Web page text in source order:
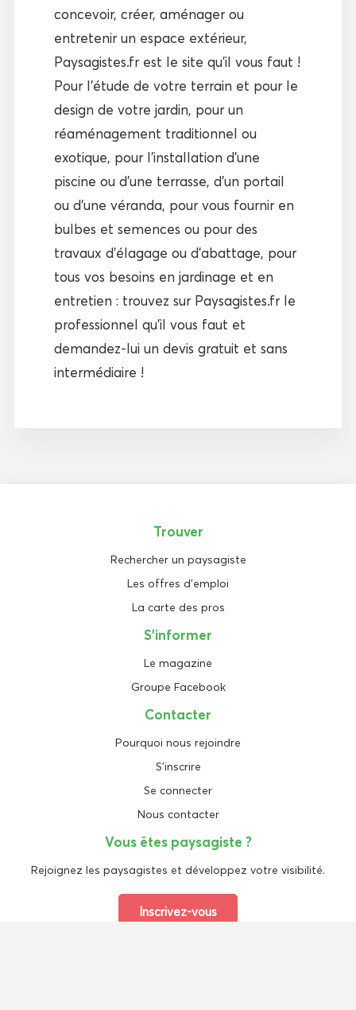
concevoir, créer, aménager ou
entretenir un espace extérieur,
Paysagistes.fr est le site qu’il vous faut !
Pour l’étude de votre terrain et pour le
design de votre jardin, pour un
réaménagement traditionnel ou
exotique, pour l’installation d’une
piscine ou d’une terrasse, d’un portail
ou d’une véranda, pour vous fournir en
bulbes et semences ou pour des
travaux d’élagage ou d’abattage, pour
tous vos besoins en jardinage et en
entretien : trouvez sur Paysagistes.fr le
professionnel qu’il vous faut et
demandez-lui un devis gratuit et sans
intermédiaire !
Trouver
Rechercher un paysagiste
Les offres d'emploi
La carte des pros
S'informer
Le magazine
Groupe Facebook
Contacter
Pourquoi nous rejoindre
S'inscrire
Se connecter
Nous contacter
Vous êtes paysagiste ?
Rejoignez les paysagistes et développez votre visibilité.
Inscrivez-vous